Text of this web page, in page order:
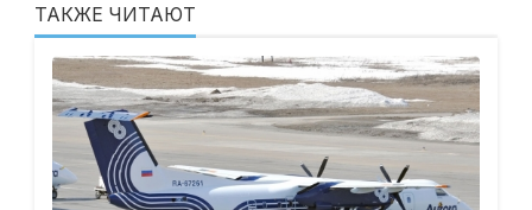
ТАКЖЕ ЧИТАЮТ